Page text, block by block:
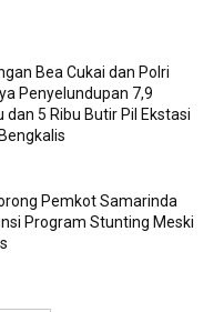
Bea Cukai dan Polri
Penyelundupan 7,9
dan 5 Ribu Butir Pil Ekstasi
Pemkot Samarinda
Program Stunting Meski